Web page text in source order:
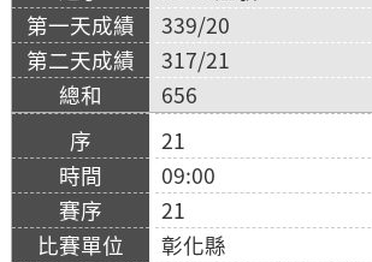
339/20
317/21
656
21
09:00
21
彰化縣